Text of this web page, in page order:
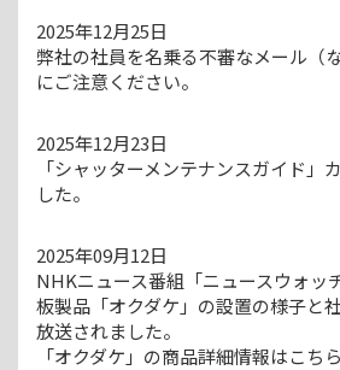
2025年12月25日
弊社の社員を名乗る不審なメール（
にご注意ください。
2025年12月23日
「シャッターメンテナンスガイド」
した。
2025年09月12日
NHKニュース番組「ニュースウォッ
板製品「オクダケ」の設置の様子と
放送されました。
「オクダケ」の商品詳細情報はこち